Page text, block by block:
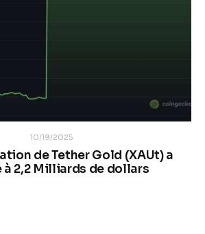
10/19/2025
de Tether Gold (XAUt) a
à 2,2 Milliards de dollars